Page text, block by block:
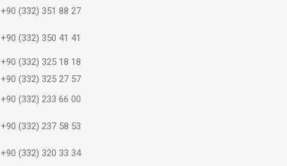
+90 (332) 351 88 27
+90 (332) 350 41 41
+90 (332) 325 18 18
+90 (332) 325 27 57
+90 (332) 233 66 00
+90 (332) 237 58 53
+90 (332) 320 33 34